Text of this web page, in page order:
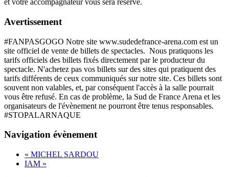
et votre accompagnateur vous sera réservé.
Avertissement
#FANPASGOGO Notre site www.sudedefrance-arena.com est un
site officiel de vente de billets de spectacles. Nous pratiquons les
tarifs officiels des billets fixés directement par le producteur du
spectacle. N'achetez pas vos billets sur des sites qui pratiquent des
tarifs différents de ceux communiqués sur notre site. Ces billets sont
souvent non valables, et, par conséquent l'accès à la salle pourrait
vous être refusé. En cas de problème, la Sud de France Arena et les
organisateurs de l'évènement ne pourront être tenus responsables.
#STOPALARNAQUE
Navigation évènement
« MICHEL SARDOU
IAM »